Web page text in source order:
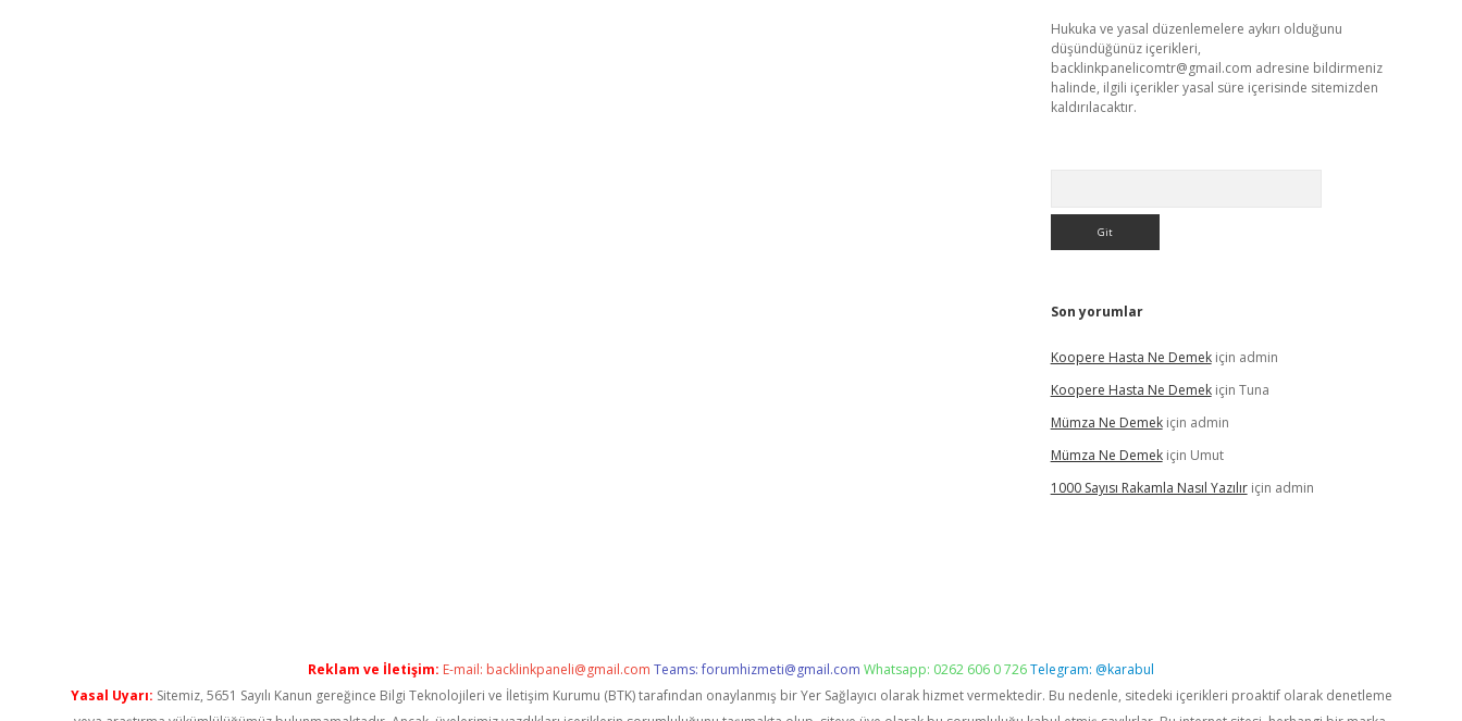
Hukuka ve yasal düzenlemelere aykırı olduğunu
düşündüğünüz içerikleri,
backlinkpanelicomtr@gmail.com adresine bildirmeniz
halinde, ilgili içerikler yasal süre içerisinde sitemizden
kaldırılacaktır.
Son yorumlar
Koopere Hasta Ne Demekiçin admin
Koopere Hasta Ne Demekiçin Tuna
Mümza Ne Demekiçin admin
Mümza Ne Demekiçin Umut
1000 Sayısı Rakamla Nasıl Yazılıriçin admin
Reklam ve İletişim: E-mail: backlinkpaneli@gmail.com Teams:forumhizmeti@gmail.com Whatsapp: 0262 606 0 726Telegram: @karabul
Yasal Uyarı: Sitemiz, 5651 Sayılı Kanun gereğince Bilgi Teknolojileri ve İletişim Kurumu (BTK) tarafından onaylanmış bir Yer Sağlayıcı olarak hizmet vermektedir. Bu nedenle, sitedeki içerikleri proaktif olarak denetleme